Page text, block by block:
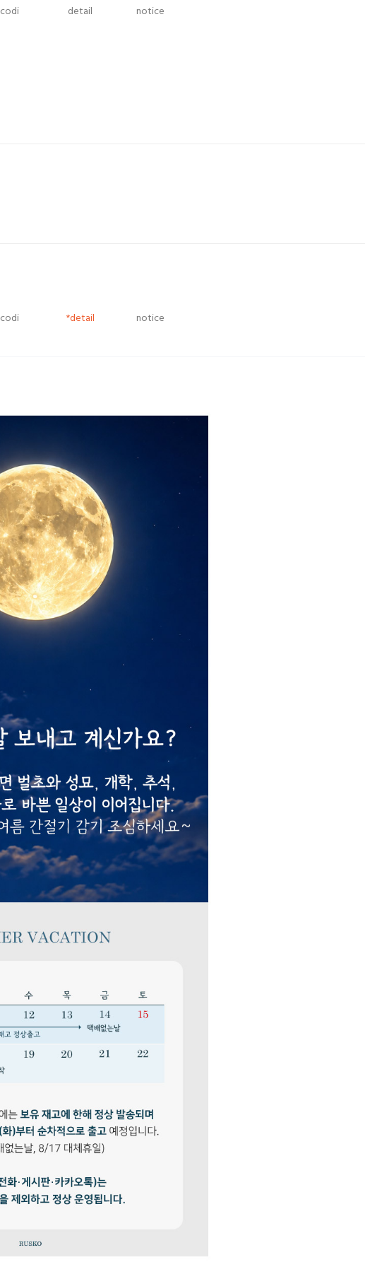
codi detail notice
codi *detail notice